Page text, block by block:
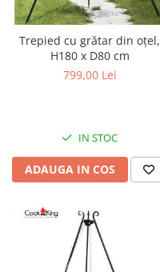
Trepied cu grătar din oțel,
H180 x D80 cm
799,00 Lei
IN STOC
ADAUGA IN COS